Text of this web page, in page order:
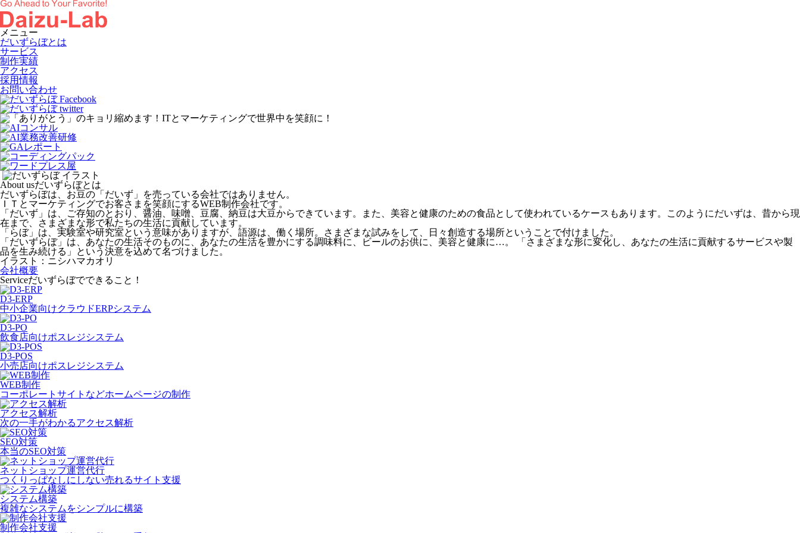
メニュー
だいずらぼとは
サービス
制作実績
アクセス
採用情報
お問い合わせ
About usだいずらぼとは
だいずらぼは、お豆の「だいず」を売っている会社ではありません。
ＩＴとマーケティングでお客さまを笑顔にするWEB制作会社です。
「だいず」は、ご存知のとおり、醤油、味噌、豆腐、納豆は大豆からできています。また、美容と健康のための食品として使われているケースもあります。このようにだいずは、昔から現
在まで、さまざまな形で私たちの生活に貢献しています。
「らぼ」は、実験室や研究室という意味がありますが、語源は、働く場所。さまざまな試みをして、日々創造する場所ということで付けました。
「だいずらぼ」は、あなたの生活そのものに、あなたの生活を豊かにする調味料に、ビールのお供に、美容と健康に…。 「さまざまな形に変化し、あなたの生活に貢献するサービスや製
品を生み続ける」という決意を込めて名づけました。
イラスト：ニシハマカオリ
会社概要
Serviceだいずらぼでできること！
D3-ERP
中小企業向けクラウドERPシステム
D3-PO
飲食店向けポスレジシステム
D3-POS
小売店向けポスレジシステム
WEB制作
コーポレートサイトなどホームページの制作
アクセス解析
次の一手がわかるアクセス解析
SEO対策
本当のSEO対策
ネットショップ運営代行
つくりっぱなしにしない売れるサイト支援
システム構築
複雑なシステムをシンプルに構築
制作会社支援